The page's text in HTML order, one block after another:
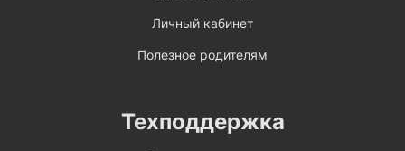
Личный кабинет
Полезное родителям
Техподдержка